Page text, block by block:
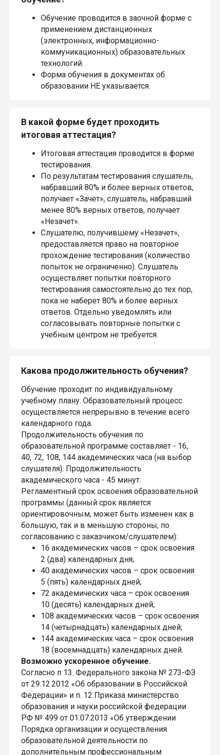
Обучение проводится в заочной форме с
применением дистанционных
(электронных, информационно-
коммуникационных) образовательных
технологий.
Форма обучения в документах об
образовании НЕ указывается.
В какой форме будет проходить
итоговая аттестация?
Итоговая аттестация проводится в форме
тестирования.
По результатам тестирования слушатель,
набравший 80% и более верных ответов,
получает «Зачет», слушатель, набравший
менее 80% верных ответов, получает
«Незачет».
Слушателю, получившему «Незачет»,
предоставляется право на повторное
прохождение тестирования (количество
попыток не ограниченно). Слушатель
осуществляет попытки повторного
тестирования самостоятельно до тех пор,
пока не наберет 80% и более верных
ответов. Отдельно уведомлять или
согласовывать повторные попытки с
учебным центром не требуется.
Какова продолжительность обучения?
Обучение проходит по индивидуальному
учебному плану. Образовательный процесс
осуществляется непрерывно в течение всего
календарного года.
Продолжительность обучения по
образовательной программе составляет - 16,
40, 72, 108, 144 академических часа (на выбор
слушателя). Продолжительность
академического часа - 45 минут.
Регламентный срок освоения образовательной
программы (данный срок является
ориентировочным, может быть изменен как в
большую, так и в меньшую стороны, по
согласованию с заказчиком/слушателем):
16 академических часов – срок освоения
2 (два) календарных дня;
40 академических часов – срок освоения
5 (пять) календарных дней;
72 академических часа – срок освоения
10 (десять) календарных дней;
108 академических часов – срок освоения
14 (четырнадцать) календарных дней;
144 академических часа – срок освоения
18 (восемнадцать) календарных дней.
Возможно ускоренное обучение.
Согласно п 13. Федерального закона № 273-ФЗ
от 29.12.2012 «Об образовании в Российской
Федерации» и п. 12 Приказа министерство
образования и науки российской федерации
РФ № 499 от 01.07.2013 «Об утверждении
Порядка организации и осуществления
образовательной деятельности по
дополнительным профессиональным